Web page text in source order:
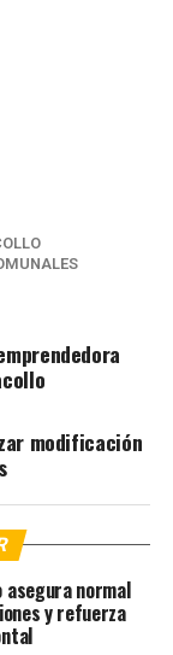
modificación
asegura normal
y refuerza